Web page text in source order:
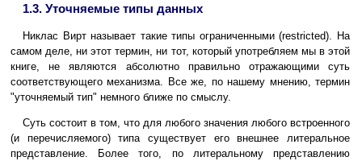
1.3. Уточняемые типы данных
Никлас Вирт называет такие типы ограниченными (restricted). На
самом деле, ни этот термин, ни тот, который употребляем мы в этой
книге, не являются абсолютно правильно отражающими суть
соответствующего механизма. Все же, по нашему мнению, термин
"уточняемый тип" немного ближе по смыслу.
Суть состоит в том, что для любого значения любого встроенного
(и перечисляемого) типа существует его внешнее литеральное
представление. Более того, по литеральному представлению